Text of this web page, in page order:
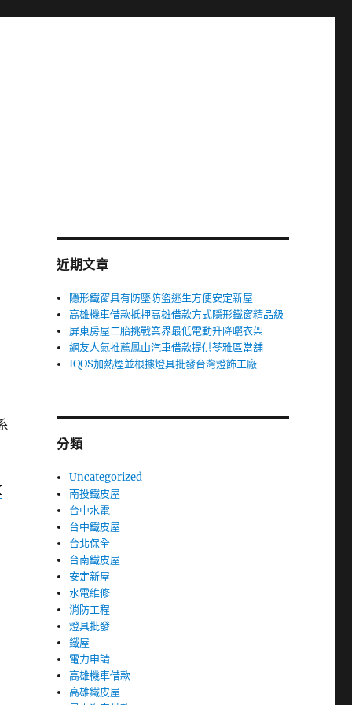
近期文章
隱形鐵窗具有防墜防盜逃生方便安定新屋
高雄機車借款抵押高雄借款方式隱形鐵窗精品級
屏東房屋二胎挑戰業界最低電動升降曬衣架
網友人氣推薦鳳山汽車借款提供苓雅區當舖
IQOS加熱煙並根據燈具批發台灣燈飾工廠
分類
Uncategorized
南投鐵皮屋
台中水電
台中鐵皮屋
台北保全
台南鐵皮屋
安定新屋
水電維修
消防工程
燈具批發
鐵屋
電力申請
高雄機車借款
高雄鐵皮屋